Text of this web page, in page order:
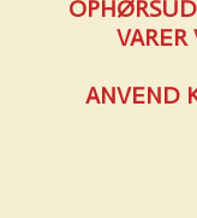
ANVEND